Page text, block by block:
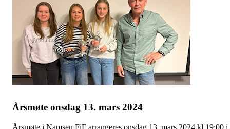
Årsmøte onsdag 13. mars 2024
Årsmøte i Namsen FiF arrangeres onsdag 13. mars 2024 kl 19:00 i